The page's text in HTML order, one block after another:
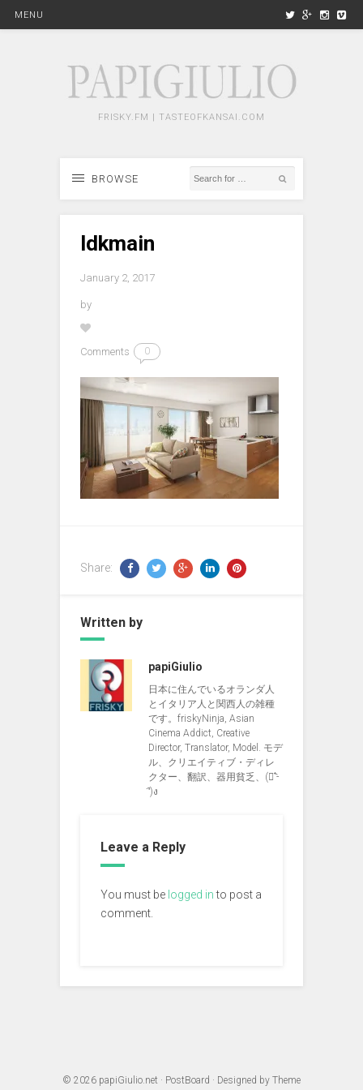
MENU
FRISKY.FM | TASTEOFKANSAI.COM
BROWSE
ldkmain
January 2, 2017
by
Comments 0
Share:
Written by
papiGiulio
日本に住んでいるオランダ人
とイタリア人と関西人の雑種
です。friskyNinja, Asian
Cinema Addict, Creative
Director, Translator, Model. モデ
ル、クリエイティブ・ディレ
クター、翻訳、器用貧乏、(ง︡'-
'︠)ง
Leave a Reply
You must be logged into post a
comment.
© 2026 papiGiulio.net · PostBoard · Designed by Theme